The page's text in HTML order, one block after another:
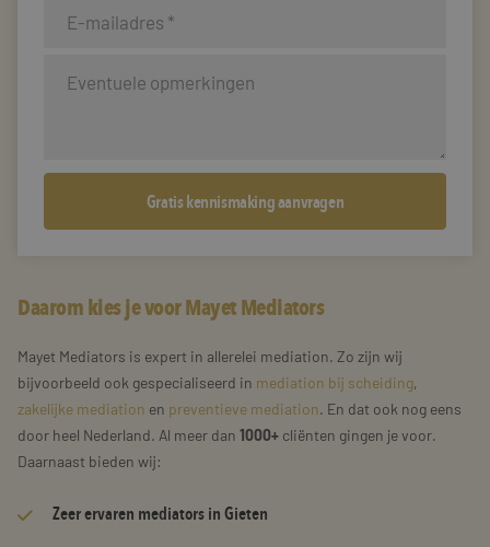
Daarom kies je voor Mayet Mediators
Mayet Mediators is expert in allerelei mediation. Zo zijn wij
bijvoorbeeld ook gespecialiseerd in mediation bij scheiding,
zakelijke mediation en preventieve mediation. En dat ook nog eens
door heel Nederland. Al meer dan 1000+ cliënten gingen je voor.
Daarnaast bieden wij:
Zeerervaren mediators in Gieten